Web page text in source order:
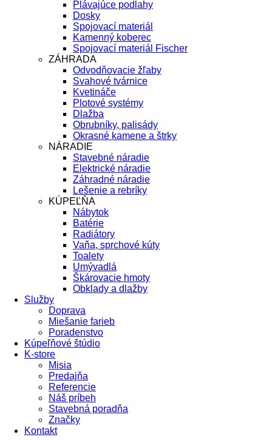
Plávajúce podlahy
Dosky
Spojovací materiál
Kamenný koberec
Spojovací materiál Fischer
ZÁHRADA
Odvodňovacie žľaby
Svahové tvárnice
Kvetináče
Plotové systémy
Dlažba
Obrubníky, palisády
Okrasné kamene a štrky
NÁRADIE
Stavebné náradie
Elektrické náradie
Záhradné náradie
Lešenie a rebríky
KÚPEĽŇA
Nábytok
Batérie
Radiátory
Vaňa, sprchové kúty
Toalety
Umývadlá
Škárovacie hmoty
Obklady a dlažby
Služby
Doprava
Miešanie farieb
Poradenstvo
Kúpeľňové štúdio
K-store
Misia
Predajňa
Referencie
Náš príbeh
Stavebná poradňa
Značky
Kontakt